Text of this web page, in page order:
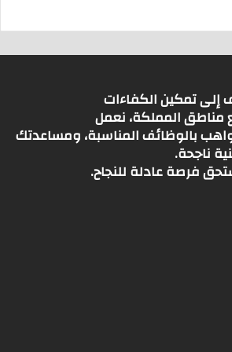
إلى تمكين الكفاءات
المملكة، نعمل
بالوظائف المناسبة، ومساعدتك
ناجحة.
فرصة عادلة للنجاح.